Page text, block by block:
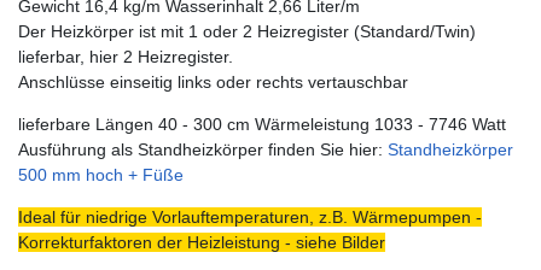
Gewicht 16,4 kg/m Wasserinhalt 2,66 Liter/m
Der Heizkörper ist mit 1 oder 2 Heizregister (Standard/Twin)
lieferbar, hier 2 Heizregister.
Anschlüsse einseitig links oder rechts vertauschbar
lieferbare Längen 40 - 300 cm Wärmeleistung 1033 - 7746 Watt
Ausführung als Standheizkörper finden Sie hier: Standheizkörper
500 mm hoch + Füße
Ideal für niedrige Vorlauftemperaturen, z.B. Wärmepumpen -
Korrekturfaktoren der Heizleistung - siehe Bilder